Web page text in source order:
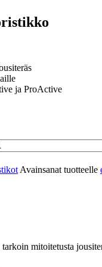
ja ProActive
Avainsanat tuotteelle
mitoitetusta